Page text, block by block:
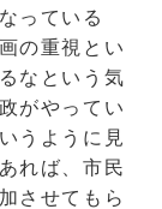
っている
の重視とい
なという気
がやってい
うように見
れば、市民
させてもら